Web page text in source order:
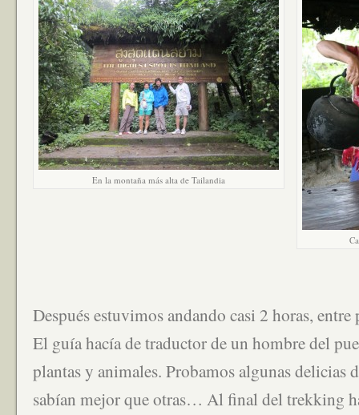
En la montaña más alta de Tailandia
Después estuvimos andando casi 2 horas,
El guía hacía de traductor de un hombre del
plantas y animales. Probamos algunas delicias
sabían mejor que otras… Al final del trekking